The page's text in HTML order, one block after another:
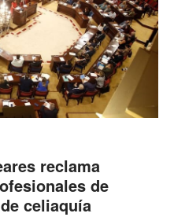
reclama
de
celiaquía